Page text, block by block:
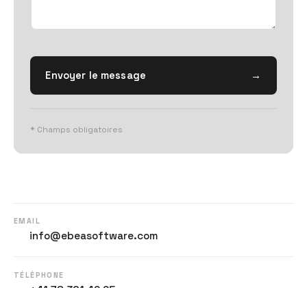
EMAIL
info@ebeasoftware.com
TÉLÉPHONE
Envoyer le message →
* Champs obligatoires